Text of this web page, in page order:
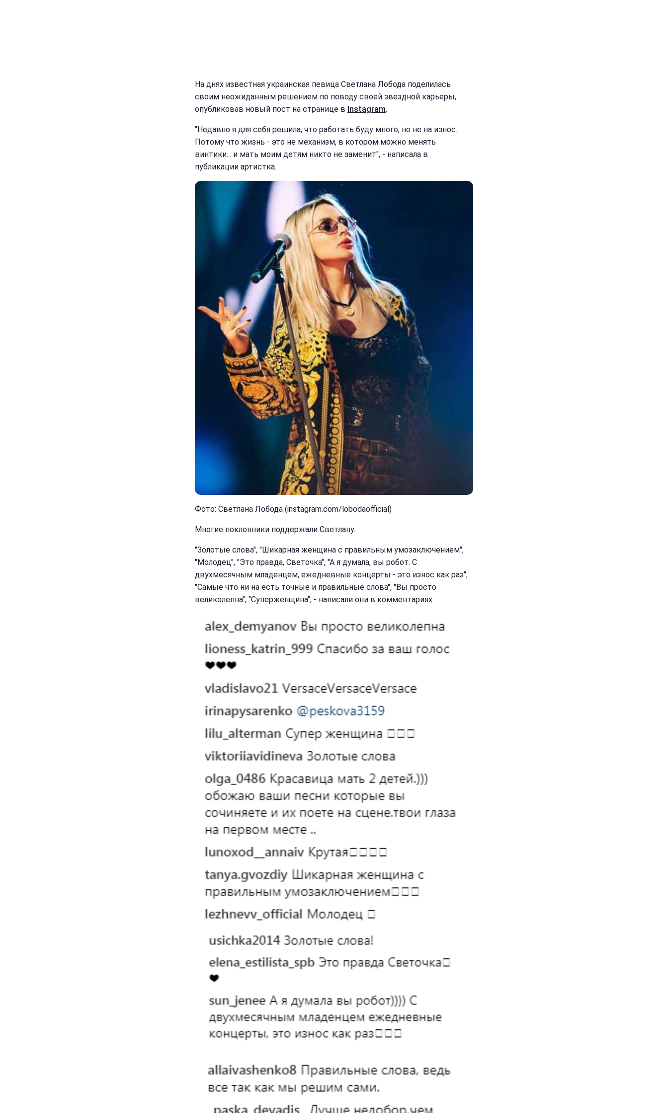
На днях известная украинская певица Светлана Лобода поделилась
своим неожиданным решением по поводу своей звездной карьеры,
опубликовав новый пост на странице в Instagram.
"Недавно я для себя решила, что работать буду много, но не на износ.
Потому что жизнь - это не механизм, в котором можно менять
винтики... и мать моим детям никто не заменит", - написала в
публикации артистка.
Фото: Светлана Лобода (instagram.com/lobodaofficial)
Многие поклонники поддержали Светлану.
"Золотые слова", "Шикарная женщина с правильным умозаключением",
"Молодец", "Это правда, Светочка", "А я думала, вы робот. С
двухмесячным младенцем, ежедневные концерты - это износ как раз",
"Самые что ни на есть точные и правильные слова", "Вы просто
великолепна", "Суперженщина", - написали они в комментариях.